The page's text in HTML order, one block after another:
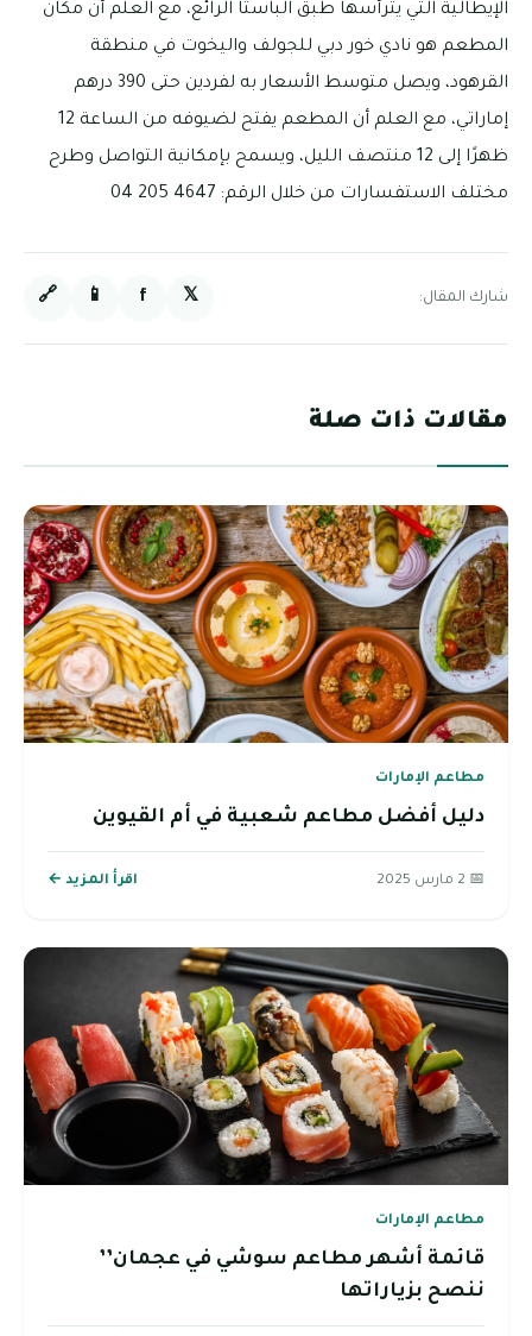
الإيطالية التي يترأسها طبق الباستا الرائع، مع العلم أن مكان
المطعم هو نادي خور دبي للجولف واليخوت في منطقة
القرهود، ويصل متوسط الأسعار به لفردين حتى 390 درهم
إماراتي، مع العلم أن المطعم يفتح لضيوفه من الساعة 12
ظهرًا إلى 12 منتصف الليل، ويسمح بإمكانية التواصل وطرح
مختلف الاستفسارات من خلال الرقم: 4647 205 04
شارك المقال: 𝕏
f
📱
🔗
مقالات ذات صلة
مطاعم الإمارات
دليل أفضل مطاعم شعبية في أم القيوين
📅 2 مارس 2025 اقرأ المزيد ←
مطاعم الإمارات
قائمة أشهر مطاعم سوشي في عجمان’’
ننصح بزياراتها